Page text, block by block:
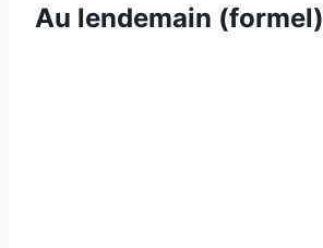
Au lendemain (formel)